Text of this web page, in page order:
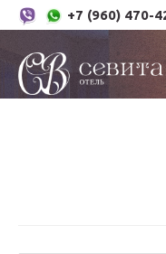
+7 (960) 470-